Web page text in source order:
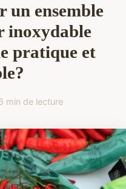
un ensemble
inoxydable
pratique et
min de lecture